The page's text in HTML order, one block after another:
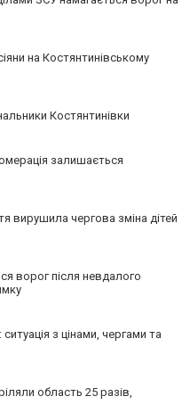
на Костянтинівському
Костянтинівки
залишається
вирушила чергова зміна дітей
ворог після невдалого
з цінами, чергами та
область 25 разів,